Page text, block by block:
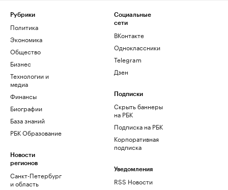
Рубрики
Политика
Экономика
Общество
Бизнес
Технологии и
медиа
Финансы
Биографии
База знаний
РБК Образование
Новости
регионов
Санкт-Петербург
и область
Социальные
сети
ВКонтакте
Одноклассники
Telegram
Дзен
Подписки
Скрыть баннеры
на РБК
Подписка на РБК
Корпоративная
подписка
Уведомления
RSS Новости